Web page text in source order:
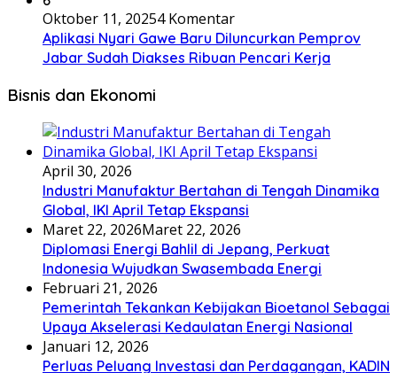
Oktober 11, 20254 Komentar
Aplikasi Nyari Gawe Baru Diluncurkan Pemprov
Jabar Sudah Diakses Ribuan Pencari Kerja
Bisnis dan Ekonomi
April 30, 2026
Industri Manufaktur Bertahan di Tengah Dinamika
Global, IKI April Tetap Ekspansi
Maret 22, 2026Maret 22, 2026
Diplomasi Energi Bahlil di Jepang, Perkuat
Indonesia Wujudkan Swasembada Energi
Februari 21, 2026
Pemerintah Tekankan Kebijakan Bioetanol Sebagai
Upaya Akselerasi Kedaulatan Energi Nasional
Januari 12, 2026
Perluas Peluang Investasi dan Perdagangan, KADIN